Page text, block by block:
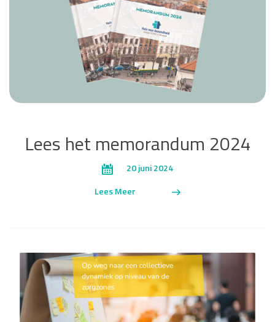
Lees het memorandum 2024
20 juni 2024
Lees Meer